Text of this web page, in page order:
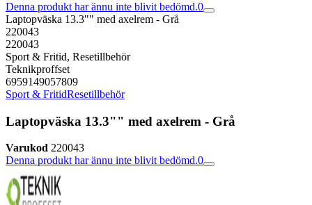
Denna produkt har ännu inte blivit bedömd.0
Laptopväska 13.3"" med axelrem - Grå
220043
220043
Sport & Fritid, Resetillbehör
Teknikproffset
6959149057809
Sport & FritidResetillbehör
Laptopväska 13.3"" med axelrem - Grå
Varukod 220043
Denna produkt har ännu inte blivit bedömd.0